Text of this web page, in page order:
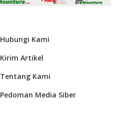
Hubungi Kami
Kirim Artikel
Tentang Kami
Pedoman Media Siber